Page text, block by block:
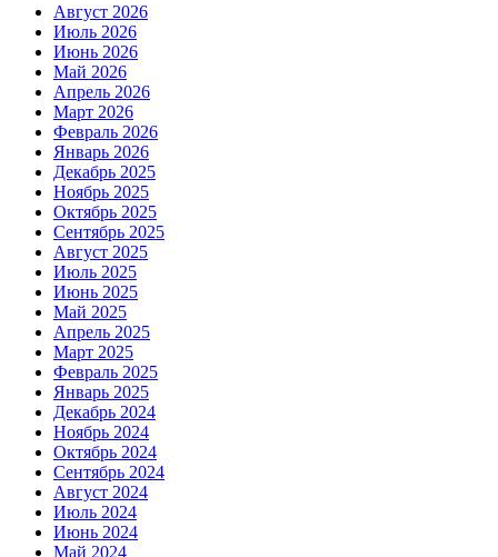
Август 2026
Июль 2026
Июнь 2026
Май 2026
Апрель 2026
Март 2026
Февраль 2026
Январь 2026
Декабрь 2025
Ноябрь 2025
Октябрь 2025
Сентябрь 2025
Август 2025
Июль 2025
Июнь 2025
Май 2025
Апрель 2025
Март 2025
Февраль 2025
Январь 2025
Декабрь 2024
Ноябрь 2024
Октябрь 2024
Сентябрь 2024
Август 2024
Июль 2024
Июнь 2024
Май 2024